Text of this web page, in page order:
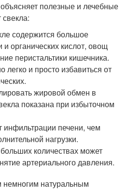
полезные и лечебные
содержится большое
и органических кислот, овощ
перистальтики кишечника.
и просто избавиться от
жировой обмен в
показана при избыточном
инфильтрации печени, чем
нагрузки.
количествах может
артериального давления.
немногим натуральным